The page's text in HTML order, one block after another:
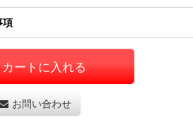
項
カートに入れる
お問い合わせ